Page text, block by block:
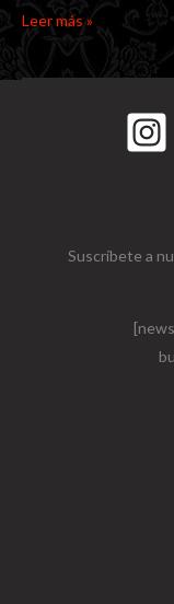
Quince
años
tiene
Leer más »
Suscríbete a